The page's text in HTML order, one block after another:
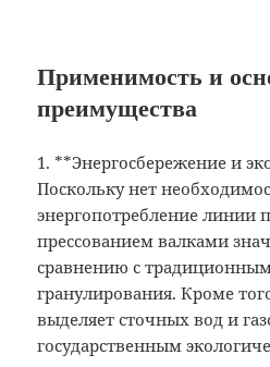
Применимость и
преимущества
1. **Энергосбережение и
Поскольку нет
энергопотребление линии
прессованием валками
сравнению с
гранулирования. Кроме
выделяет сточных вод и
государственным